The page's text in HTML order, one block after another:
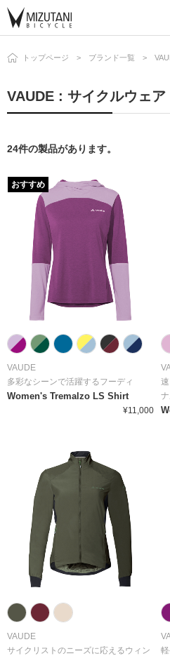
トップページ ブランド一覧
VAUDE : サイクルウェア
24件の製品があります。
VAUDE
多彩なシーンで活躍するフーディ
Women's Tremalzo LS Shirt
¥11,000
おすすめ
VAUDE
サイクリストのニーズに応えるウィン